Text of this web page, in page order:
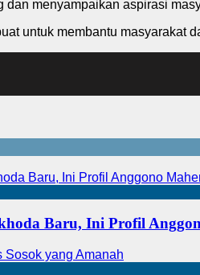
menyampaikan aspirasi
untuk membantu masyarakat
Baru, Ini Profil